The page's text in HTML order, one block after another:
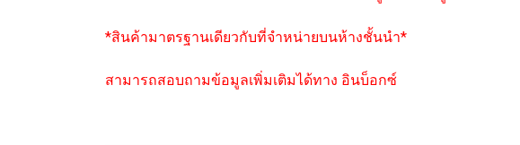
*สินค้ามาตรฐานเดียวกับที่จำหน่ายบนห้างชั้นนำ*
สามารถสอบถามข้อมูลเพิ่มเติมได้ทาง อินบ็อกซ์